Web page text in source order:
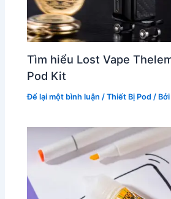
Tìm hiểu Lost Vape
Pod Kit
Để lại một bình luận /Thiết Bị Pod /